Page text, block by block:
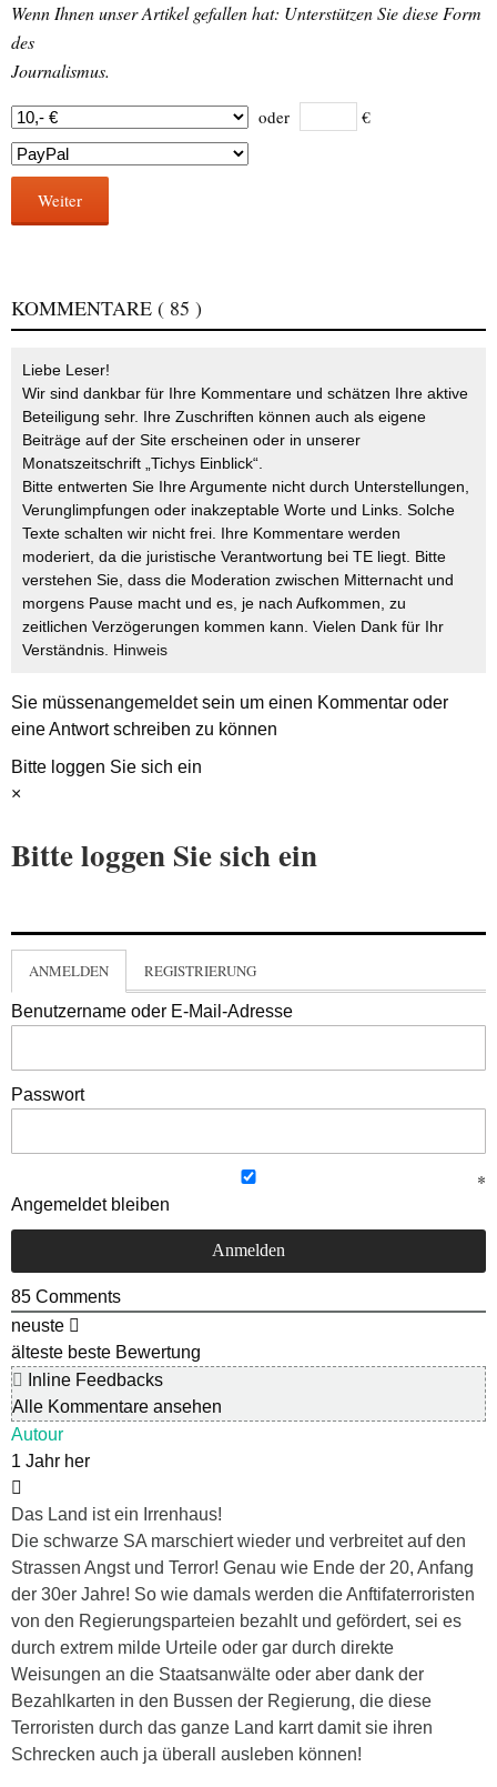
Wenn Ihnen unser Artikel gefallen hat: Unterstützen Sie diese Form
des
Journalismus.
oder €
Weiter
KOMMENTARE ( 85 )
Liebe Leser!
Wir sind dankbar für Ihre Kommentare und schätzen Ihre aktive
Beteiligung sehr. Ihre Zuschriften können auch als eigene
Beiträge auf der Site erscheinen oder in unserer
Monatszeitschrift „Tichys Einblick“.
Bitte entwerten Sie Ihre Argumente nicht durch Unterstellungen,
Verunglimpfungen oder inakzeptable Worte und Links. Solche
Texte schalten wir nicht frei. Ihre Kommentare werden
moderiert, da die juristische Verantwortung bei TE liegt. Bitte
verstehen Sie, dass die Moderation zwischen Mitternacht und
morgens Pause macht und es, je nach Aufkommen, zu
zeitlichen Verzögerungen kommen kann. Vielen Dank für Ihr
Verständnis. Hinweis
Sie müssenangemeldetsein um einen Kommentar oder
eine Antwort schreiben zu können
Bitte loggen Sie sich ein
×
Bitte loggen Sie sich ein
ANMELDEN REGISTRIERUNG
Benutzername oder E-Mail-Adresse
Passwort
Angemeldet bleiben
85 Comments
neuste
älteste beste Bewertung
Inline Feedbacks
Alle Kommentare ansehen
Autour
1 Jahr her
Das Land ist ein Irrenhaus!
Die schwarze SA marschiert wieder und verbreitet auf den
Strassen Angst und Terror! Genau wie Ende der 20, Anfang
der 30er Jahre! So wie damals werden die Anftifaterroristen
von den Regierungsparteien bezahlt und gefördert, sei es
durch extrem milde Urteile oder gar durch direkte
Weisungen an die Staatsanwälte oder aber dank der
Bezahlkarten in den Bussen der Regierung, die diese
Terroristen durch das ganze Land karrt damit sie ihren
Schrecken auch ja überall ausleben können!